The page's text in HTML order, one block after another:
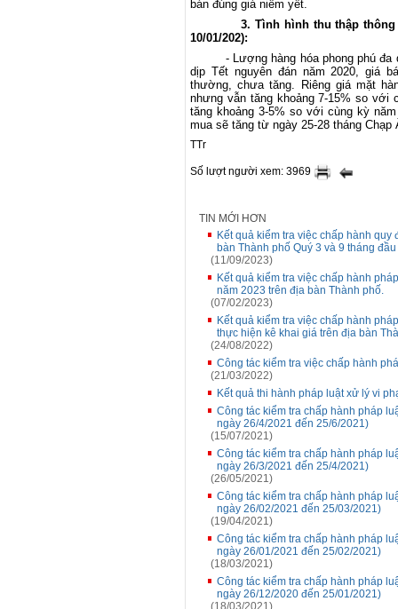
bán đúng giá niêm yết.
3.Tình hình thu thập
10/01/202):
- Lượng hàng hóa phong phú
dịp Tết nguyên đán năm 2020, giá
thường, chưa tăng. Riêng giá mặt
nhưng vẫn tăng khoảng 7-15% so
tăng khoảng 3-5% so với cùng kỳ
mua sẽ tăng từ ngày 25-28 tháng Chạp
TTr
Số lượt người xem: 3969
TIN MỚI HƠN
Kết quả kiểm tra việc chấp hành
bàn Thành phố Quý 3 và 9 tháng
(11/09/2023)
Kết quả kiểm tra việc chấp hành
năm 2023 trên địa bàn Thành phố.
(07/02/2023)
Kết quả kiểm tra việc chấp hành
thực hiện kê khai giá trên địa bàn
(24/08/2022)
Công tác kiểm tra việc chấp hành
(21/03/2022)
Kết quả thi hành pháp luật xử lý vi
Công tác kiểm tra chấp hành pháp
ngày 26/4/2021 đến 25/6/2021)
(15/07/2021)
Công tác kiểm tra chấp hành pháp
ngày 26/3/2021 đến 25/4/2021)
(26/05/2021)
Công tác kiểm tra chấp hành pháp
ngày 26/02/2021 đến 25/03/2021)
(19/04/2021)
Công tác kiểm tra chấp hành pháp
ngày 26/01/2021 đến 25/02/2021)
(18/03/2021)
Công tác kiểm tra chấp hành pháp
ngày 26/12/2020 đến 25/01/2021)
(18/03/2021)